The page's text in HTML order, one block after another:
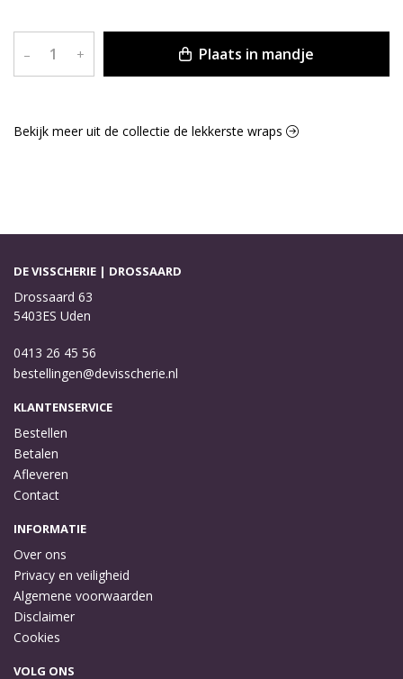
– + Plaats in mandje
Bekijk meer uit de collectie de lekkerste wraps
DE VISSCHERIE | DROSSAARD
Drossaard 63
5403ES Uden
0413 26 45 56
bestellingen@devisscherie.nl
KLANTENSERVICE
Bestellen
Betalen
Afleveren
Contact
INFORMATIE
Over ons
Privacy en veiligheid
Algemene voorwaarden
Disclaimer
Cookies
VOLG ONS